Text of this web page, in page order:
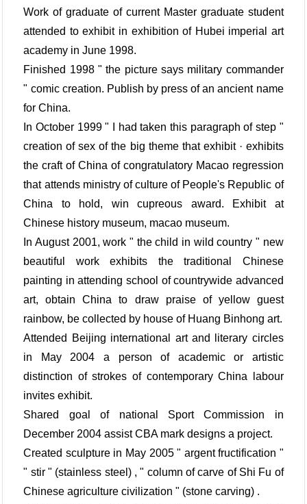
Work of graduate of current Master graduate student
attended to exhibit in exhibition of Hubei imperial art
academy in June 1998.
Finished 1998 " the picture says military commander
" comic creation. Publish by press of an ancient name
for China.
In October 1999 " I had taken this paragraph of step "
creation of sex of the big theme that exhibit · exhibits
the craft of China of congratulatory Macao regression
that attends ministry of culture of People's Republic of
China to hold, win cupreous award. Exhibit at
Chinese history museum, macao museum.
In August 2001, work " the child in wild country " new
beautiful work exhibits the traditional Chinese
painting in attending school of countrywide advanced
art, obtain China to draw praise of yellow guest
rainbow, be collected by house of Huang Binhong art.
Attended Beijing international art and literary circles
in May 2004 a person of academic or artistic
distinction of strokes of contemporary China labour
invites exhibit.
Shared goal of national Sport Commission in
December 2004 assist CBA mark designs a project.
Created sculpture in May 2005 " argent fructification "
" stir " (stainless steel) , " column of carve of Shi Fu of
Chinese agriculture civilization " (stone carving) .